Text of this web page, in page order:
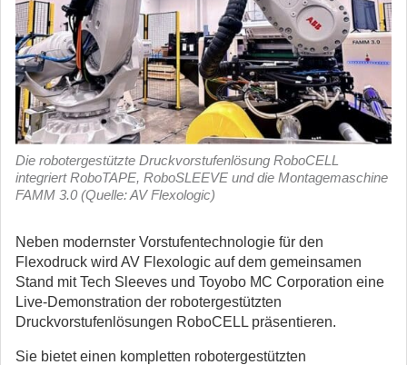
Die robotergestützte Druckvorstufenlösung RoboCELL
integriert RoboTAPE, RoboSLEEVE und die Montagemaschine
FAMM 3.0 (Quelle: AV Flexologic)
Neben modernster Vorstufentechnologie für den
Flexodruck wird AV Flexologic auf dem gemeinsamen
Stand mit Tech Sleeves und Toyobo MC Corporation eine
Live-Demonstration der robotergestützten
Druckvorstufenlösungen RoboCELL präsentieren.
Sie bietet einen kompletten robotergestützten